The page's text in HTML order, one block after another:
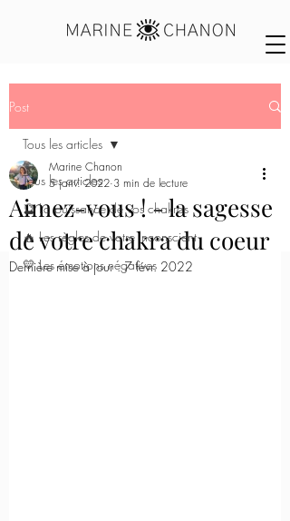
Post
Tous les articles
🔮 La puissance de vos chakras
🔥 Les règles de votre inconscient
💛 Les émotions négatives
Tous les articles
Aimez-vous ! - la sagesse
de votre chakra du coeur
Marine Chanon
5 janv. 2022 3 min de lecture
Dernière mise à jour :7 févr. 2022